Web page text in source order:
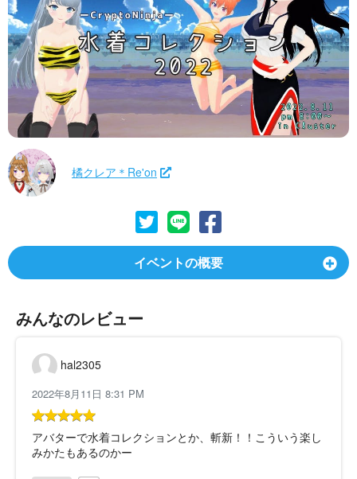
橘クレア＊Re'on
イベントの概要
みんなのレビュー
hal2305
2022年8月11日 8:31 PM
アバターで水着コレクションとか、斬新！！こういう楽し
みかたもあるのかー